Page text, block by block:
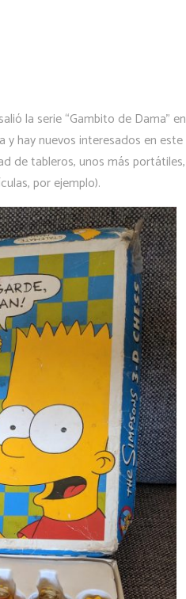
la serie “Gambito de Dama” en
hay nuevos interesados en este
de tableros, unos más portátiles,
por ejemplo).